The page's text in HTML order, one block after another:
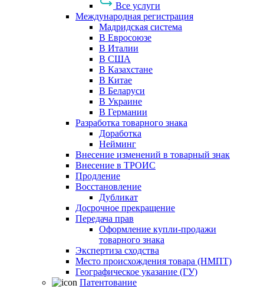
Все услуги
Международная регистрация
Мадридская система
В Евросоюзе
В Италии
В США
В Казахстане
В Китае
В Беларуси
В Украине
В Германии
Разработка товарного знака
Доработка
Нейминг
Внесение изменений в товарный знак
Внесение в ТРОИС
Продление
Восстановление
Дубликат
Досрочное прекращение
Передача прав
Оформление купли-продажи
товарного знака
Экспертиза сходства
Место происхождения товара (НМПТ)
Географическое указание (ГУ)
Патентование